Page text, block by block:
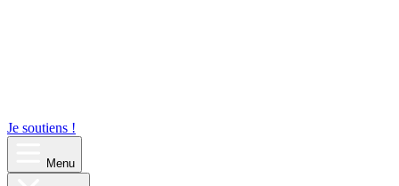
Je soutiens !
Menu